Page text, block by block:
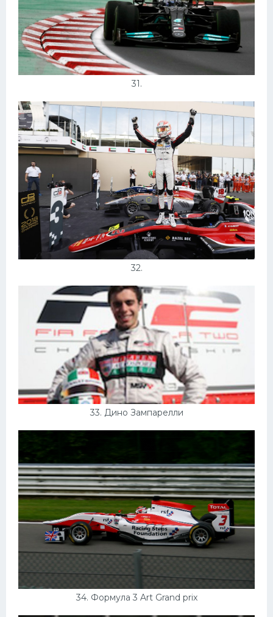
31.
32.
33. Дино Зампарелли
34. Формула 3 Art Grand prix